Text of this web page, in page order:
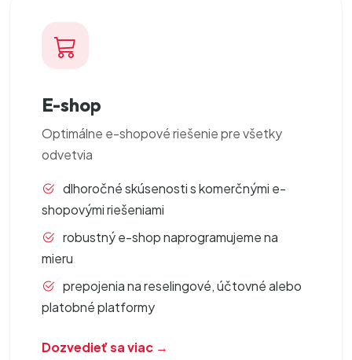
E-shop
Optimálne e-shopové riešeniepre všetky
odvetvia
dlhoročné skúsenosti s komerčnými e-
shopovými riešeniami
robustný e-shop naprogramujeme na
mieru
prepojenia na reselingové, účtovné alebo
platobné platformy
Dozvedieť sa viac →